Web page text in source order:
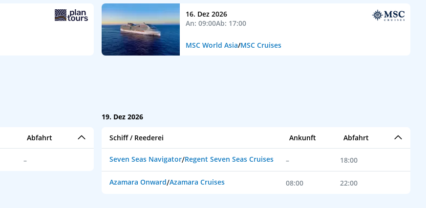
16. Dez 2026
An: 09:00Ab: 17:00
MSC World Asia/MSC Cruises
Abfahrt
–
19. Dez 2026
Schiff / Reederei Ankunft Abfahrt
Seven Seas Navigator/Regent Seven Seas Cruises – 18:00
Azamara Onward/Azamara Cruises 08:00 22:00